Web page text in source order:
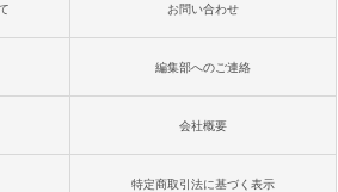
お問い合わせ
編集部へのご連絡
会社概要
特定商取引法に基づく表示